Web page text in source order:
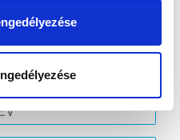
sem! Iratkozzon fel ingyenes